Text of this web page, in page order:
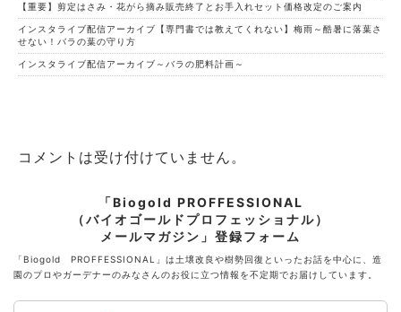
【重要】剪定はさみ・花がら摘み販売終了とお手入れセット価格改定のご案内
インスタライブ配信アーカイブ【専門書では教えてくれない】梅雨～酷暑に落葉さ
せない！バラの葉の守り方
インスタライブ配信アーカイブ～バラの肥料計画～
コメントは受け付けていません。
「Biogold PROFFESSIONAL
（バイオゴールドプロフェッショナル）
メールマガジン」登録フォーム
「Biogold PROFFESSIONAL」は土壌改良や樹勢回復といったお話を中心に、造
園のプロやガーデナーのみなさんのお役に立つ情報を不定期でお届けしています。